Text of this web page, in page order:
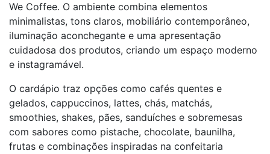
We Coffee. O ambiente combina elementos
minimalistas, tons claros, mobiliário contemporâneo,
iluminação aconchegante e uma apresentação
cuidadosa dos produtos, criando um espaço moderno
e instagramável.
O cardápio traz opções como cafés quentes e
gelados, cappuccinos, lattes, chás, matchás,
smoothies, shakes, pães, sanduíches e sobremesas
com sabores como pistache, chocolate, baunilha,
frutas e combinações inspiradas na confeitaria